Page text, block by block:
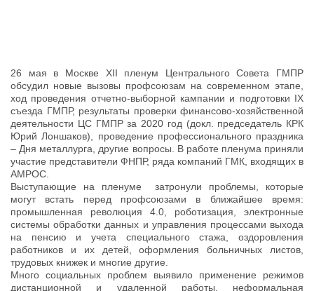
26 мая в Москве XII пленум Центрального Совета ГМПР
обсудил новые вызовы профсоюзам на современном этапе,
ход проведения отчетно-выборной кампании и подготовки IX
съезда ГМПР, результаты проверки финансово-хозяйственной
деятельности ЦС ГМПР за 2020 год (докл. председатель КРК
Юрий Лоншаков), проведение профессионального праздника
– Дня металлурга, другие вопросы. В работе пленума приняли
участие представители ФНПР, ряда компаний ГМК, входящих в
АМРОС.
Выступающие на пленуме затронули проблемы, которые
могут встать перед профсоюзами в ближайшее время:
промышленная революция 4.0, роботизация, электронные
системы обработки данных и управления процессами выхода
на пенсию и учета специального стажа, оздоровления
работников и их детей, оформления больничных листов,
трудовых книжек и многие другие.
Много социальных проблем выявило применение режимов
дистанционной и удаленной работы, неформальная